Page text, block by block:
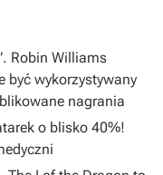
Robin Williams
być wykorzystywany
nagrania
o blisko 40%!